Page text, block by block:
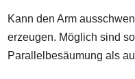
Kann den Arm
erzeugen. Möglich sind
Parallelbesäumung als